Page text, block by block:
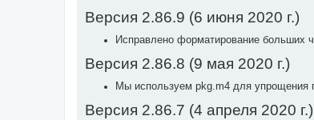
Версия 2.86.9 (6 июня 2020 г.)
Исправлено форматирование больших
Версия 2.86.8 (9 мая 2020 г.)
Мы используем pkg.m4 для упрощения
Версия 2.86.7 (4 апреля 2020 г.)